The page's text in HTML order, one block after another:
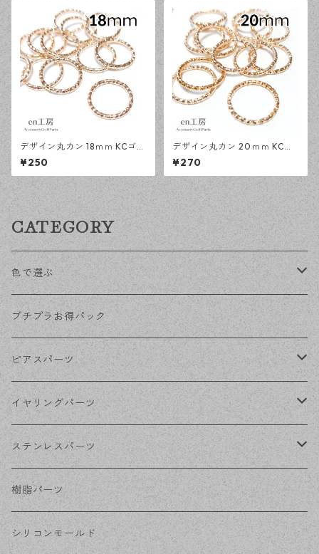
デザイン丸カン 18ｍｍ KCゴー
ルド 30個 ローレット加工 レ
ジン ハンドメイド アクセサリ
ーパーツ 【en工房】
¥250
デザイン丸カン 20ｍｍ KCゴ
ールド 30個 ローレット加工
レジン ハンドメイド アクセサ
リーパーツ 【en工房】
¥270
CATEGORY
色で選ぶ
KCゴールド
ゴールド
シルバー
ホワイトシルバー
ステンレス・シルバー
ステンレス・ゴールド
プチプラお得パック
ピアスパーツ
ポストピアス
フックピアス
その他ピアス
イヤリングパーツ
ネジばねイヤリング
クリップイヤリング
ノンホールピアス
ステンレスパーツ
ステンレスピアス
ステンレスイヤリング
樹脂パーツ
シリコンモールド